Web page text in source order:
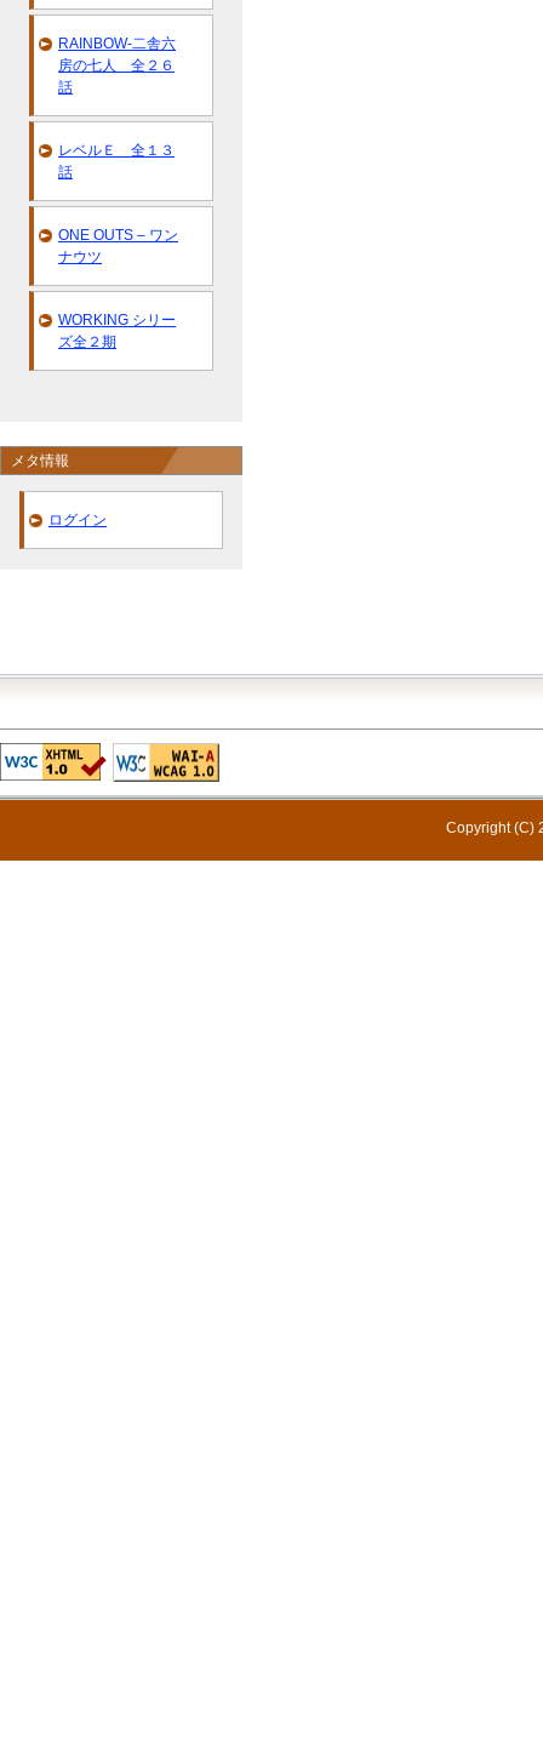
RAINBOW-二舎六
房の七人 全２６
話
レベルＥ 全１３
話
ONE OUTS – ワン
ナウツ
WORKING シリー
ズ全２期
メタ情報
ログイン
Copyright (C)